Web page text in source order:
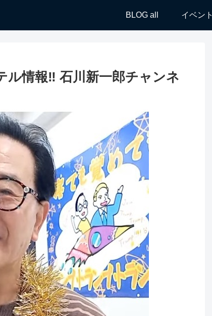
BLOG all イベント
ル情報‼️ 石川新一郎チャンネ